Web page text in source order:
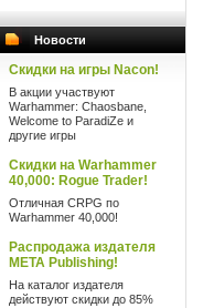
Новости
Скидки на игры Nacon!
В акции участвуют
Warhammer: Chaosbane,
Welcome to ParadiZe и
другие игры
Скидки на Warhammer
40,000: Rogue Trader!
Отличная CRPG по
Warhammer 40,000!
Распродажа издателя
META Publishing!
На каталог издателя
действуют скидки до 85%